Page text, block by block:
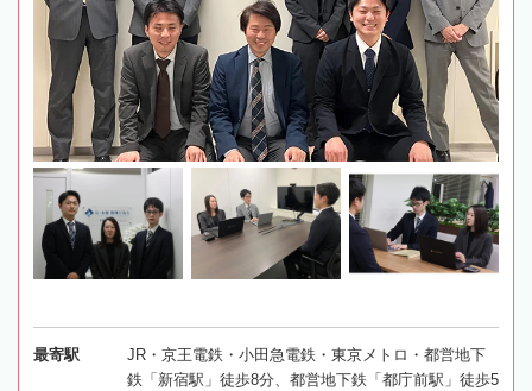
最寄駅
JR・京王電鉄・小田急電鉄・東京メトロ・都営地下
鉄「新宿駅」徒歩8分、都営地下鉄「都庁前駅」徒歩5